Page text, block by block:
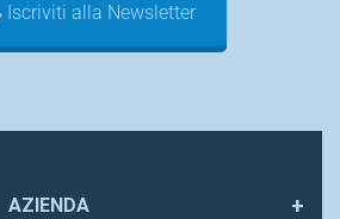
Iscriviti alla Newsletter
AZIENDA